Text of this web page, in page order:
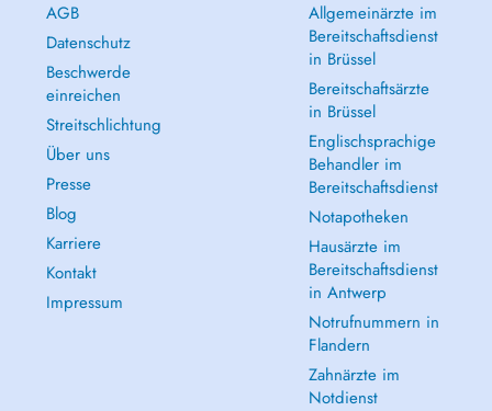
AGB
Datenschutz
Beschwerde
einreichen
Streitschlichtung
Über uns
Presse
Blog
Karriere
Kontakt
Impressum
Allgemeinärzte im
Bereitschaftsdienst
in Brüssel
Bereitschaftsärzte
in Brüssel
Englischsprachige
Behandler im
Bereitschaftsdienst
Notapotheken
Hausärzte im
Bereitschaftsdienst
in Antwerp
Notrufnummern in
Flandern
Zahnärzte im
Notdienst